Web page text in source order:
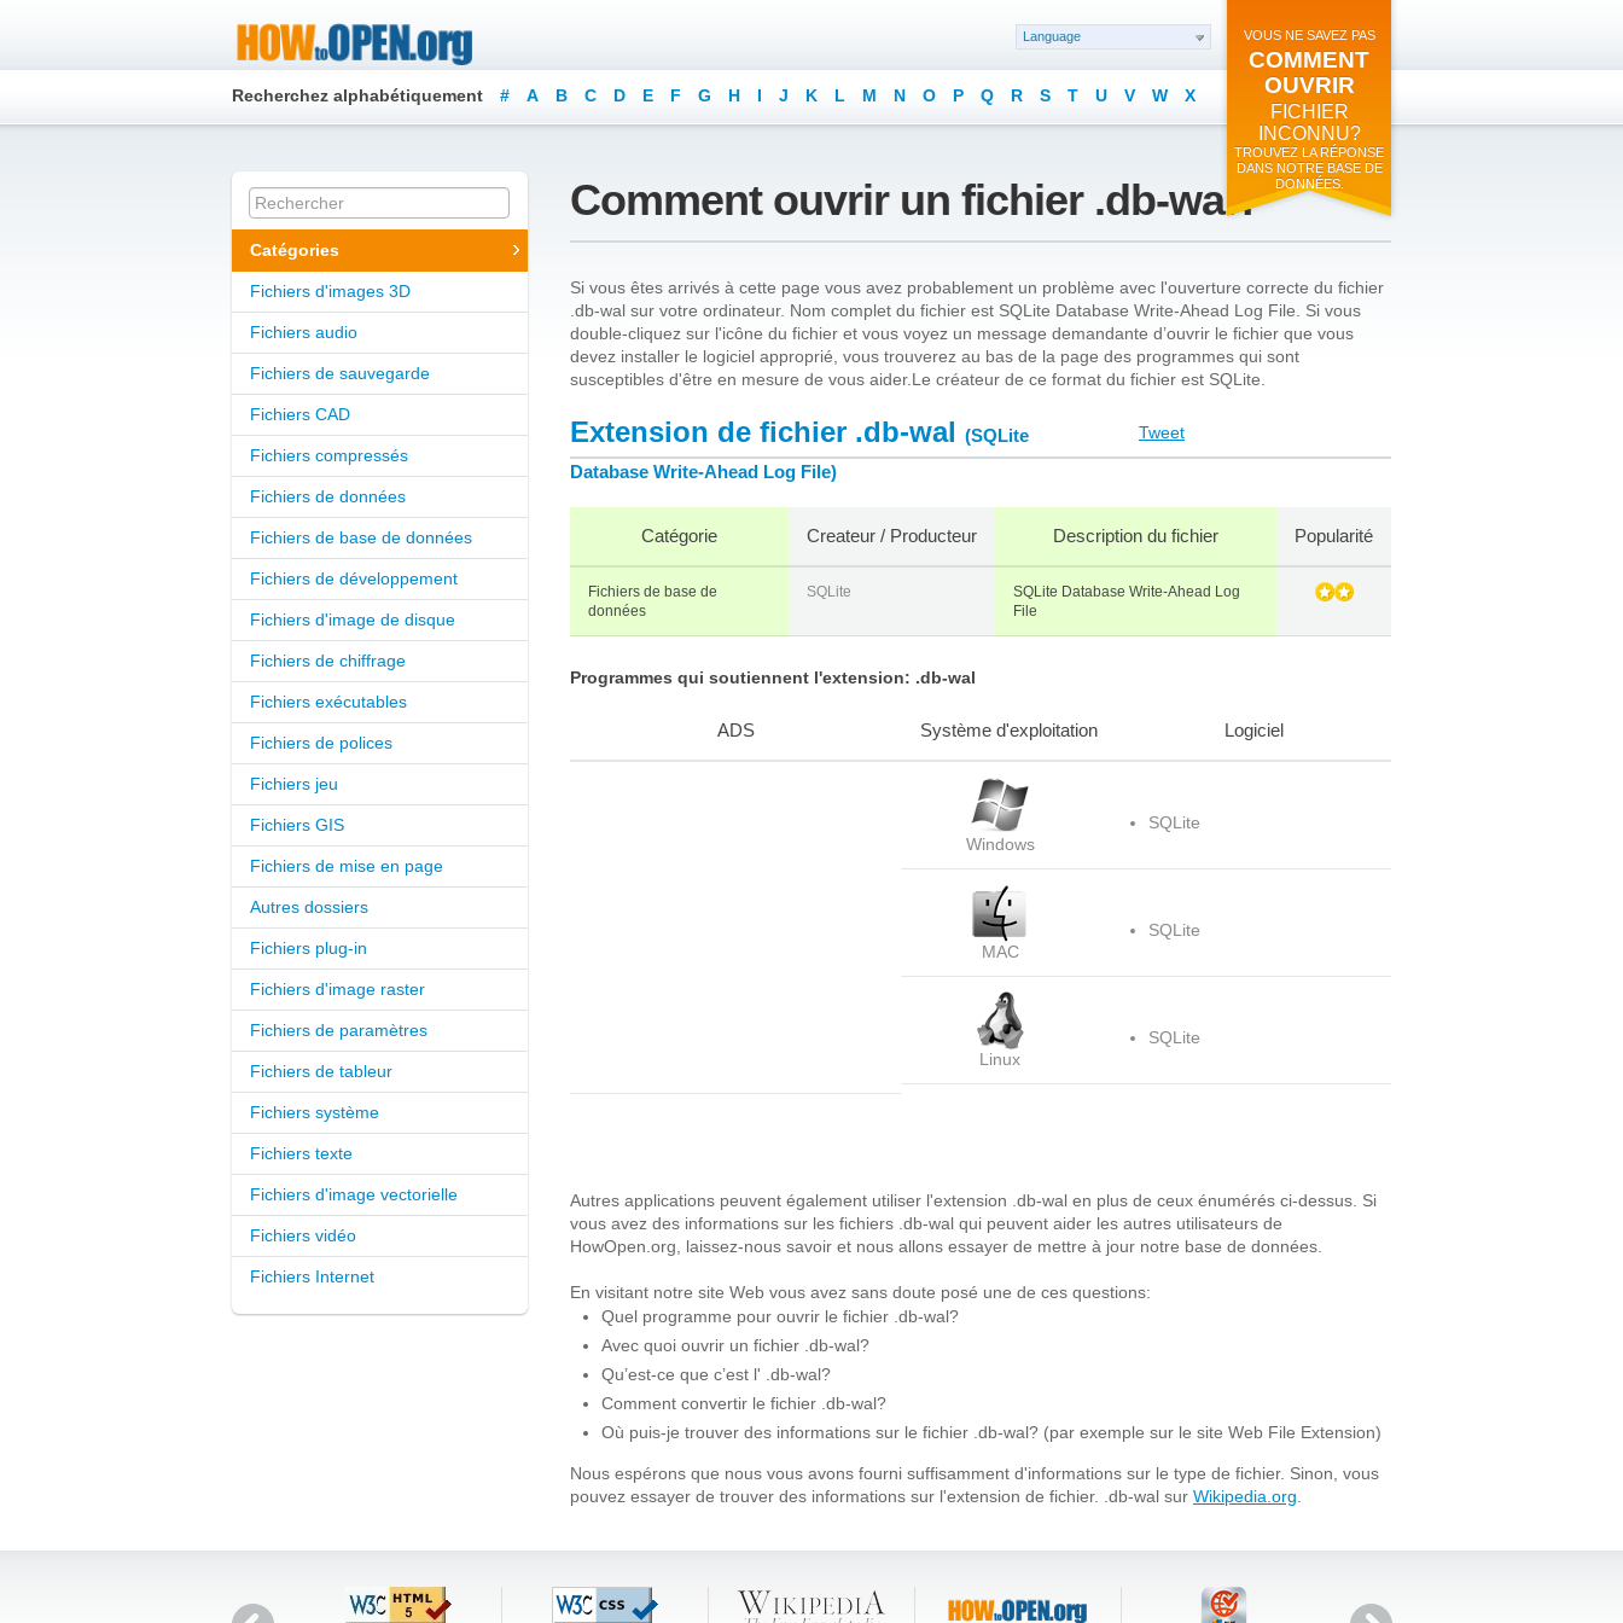
Recherchez alphabétiquement # A B C D E F G H I J K L M N O P Q R S T U V W X
VOUS NE SAVEZ PAS
COMMENT
OUVRIR
FICHIER
INCONNU?
TROUVEZ LA RÉPONSE
DANS NOTRE BASE DE
DONNÉES.
Language
Catégories
Fichiers d'images 3D
Fichiers audio
Fichiers de sauvegarde
Fichiers CAD
Fichiers compressés
Fichiers de données
Fichiers de base de données
Fichiers de développement
Fichiers d'image de disque
Fichiers de chiffrage
Fichiers exécutables
Fichiers de polices
Fichiers jeu
Fichiers GIS
Fichiers de mise en page
Autres dossiers
Fichiers plug-in
Fichiers d'image raster
Fichiers de paramètres
Fichiers de tableur
Fichiers système
Fichiers texte
Fichiers d'image vectorielle
Fichiers vidéo
Fichiers Internet
Comment ouvrir un fichier .db-wal?
Si vous êtes arrivés à cette page vous avez probablement un problème avec l'ouverture correcte du fichier
.db-wal sur votre ordinateur. Nom complet du fichier est SQLite Database Write-Ahead Log File. Si vous
double-cliquez sur l'icône du fichier et vous voyez un message demandante d’ouvrir le fichier que vous
devez installer le logiciel approprié, vous trouverez au bas de la page des programmes qui sont
susceptibles d'être en mesure de vous aider.Le créateur de ce format du fichier est SQLite.
Extension de fichier .db-wal (SQLite
Database Write-Ahead Log File)
Tweet
Catégorie Createur / Producteur Description du fichier Popularité
Fichiers de base de
données
SQLite
SQLite Database Write-Ahead Log
File
Programmes qui soutiennent l'extension: .db-wal
ADS Système d'exploitation Logiciel
Windows
SQLite
MAC
SQLite
Linux
SQLite
Autres applications peuvent également utiliser l'extension .db-wal en plus de ceux énumérés ci-dessus. Si
vous avez des informations sur les fichiers .db-wal qui peuvent aider les autres utilisateurs de
HowOpen.org, laissez-nous savoir et nous allons essayer de mettre à jour notre base de données.
En visitant notre site Web vous avez sans doute posé une de ces questions:
Quel programme pour ouvrir le fichier .db-wal?
Avec quoi ouvrir un fichier .db-wal?
Qu’est-ce que c’est l' .db-wal?
Comment convertir le fichier .db-wal?
Où puis-je trouver des informations sur le fichier .db-wal? (par exemple sur le site Web File Extension)
Nous espérons que nous vous avons fourni suffisamment d'informations sur le type de fichier. Sinon, vous
pouvez essayer de trouver des informations sur l'extension de fichier. .db-wal sur Wikipedia.org